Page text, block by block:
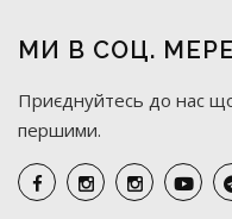
МИ В СОЦ.
Приєднуйтесь до нас
першими.